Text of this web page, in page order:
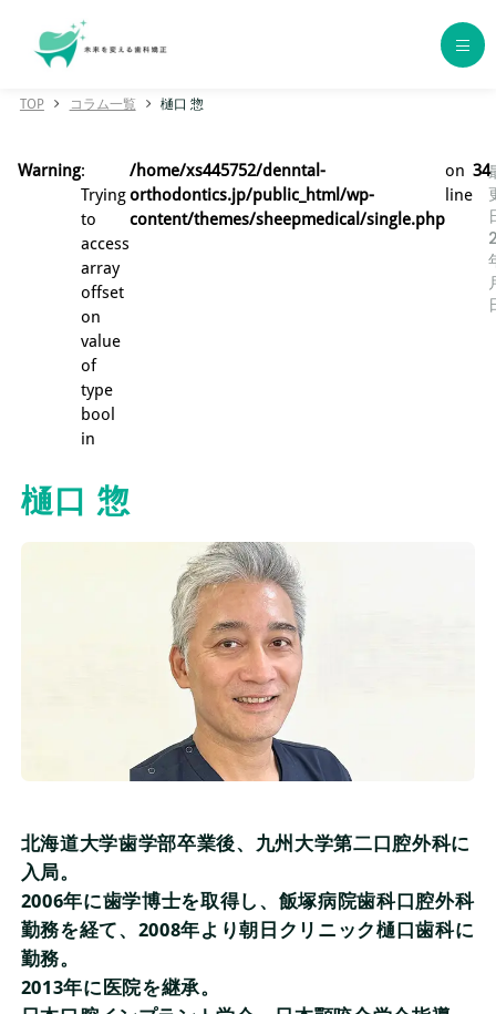
歯科矯正の種類
エリア別おすすめクリニック
年代別おすすめクリニック
用語集
よくある質問
当サイトについて
個人情報保護方針
評価基準及び記事制作の流れ
TOP コラム一覧 樋口 惣
Warning:
Trying
to
access
array
offset
on
value
of
type
bool
in
/home/xs445752/denntal-
orthodontics.jp/public_html/wp-
content/themes/sheepmedical/single.php
on
line
34
樋口 惣
北海道大学歯学部卒業後、九州大学第二口腔外科に
入局。
2006年に歯学博士を取得し、飯塚病院歯科口腔外科
勤務を経て、2008年より朝日クリニック樋口歯科に
勤務。
2013年に医院を継承。